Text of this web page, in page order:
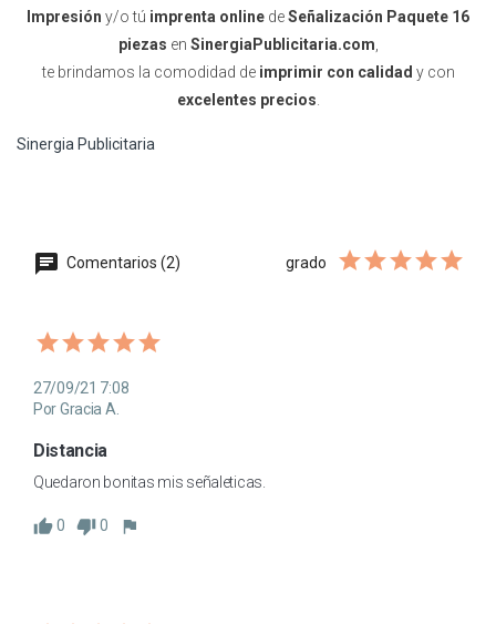
Impresión y/o tú imprenta online deSeñalización Paquete 16
piezas en SinergiaPublicitaria.com
te brindamos la comodidad de imprimir con calidad y con
excelentes precios
Sinergia Publicitaria
Comentarios (2) grado
27/09/21 7:08
Por Gracia A.
Distancia
Quedaron bonitas mis señaleticas.
0 0